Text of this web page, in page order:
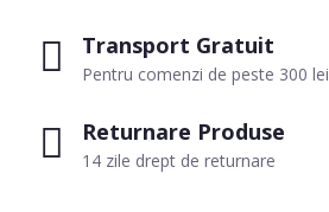
Transport Gratuit
Pentru comenzi de peste 300 lei
Returnare Produse
14 zile drept de returnare